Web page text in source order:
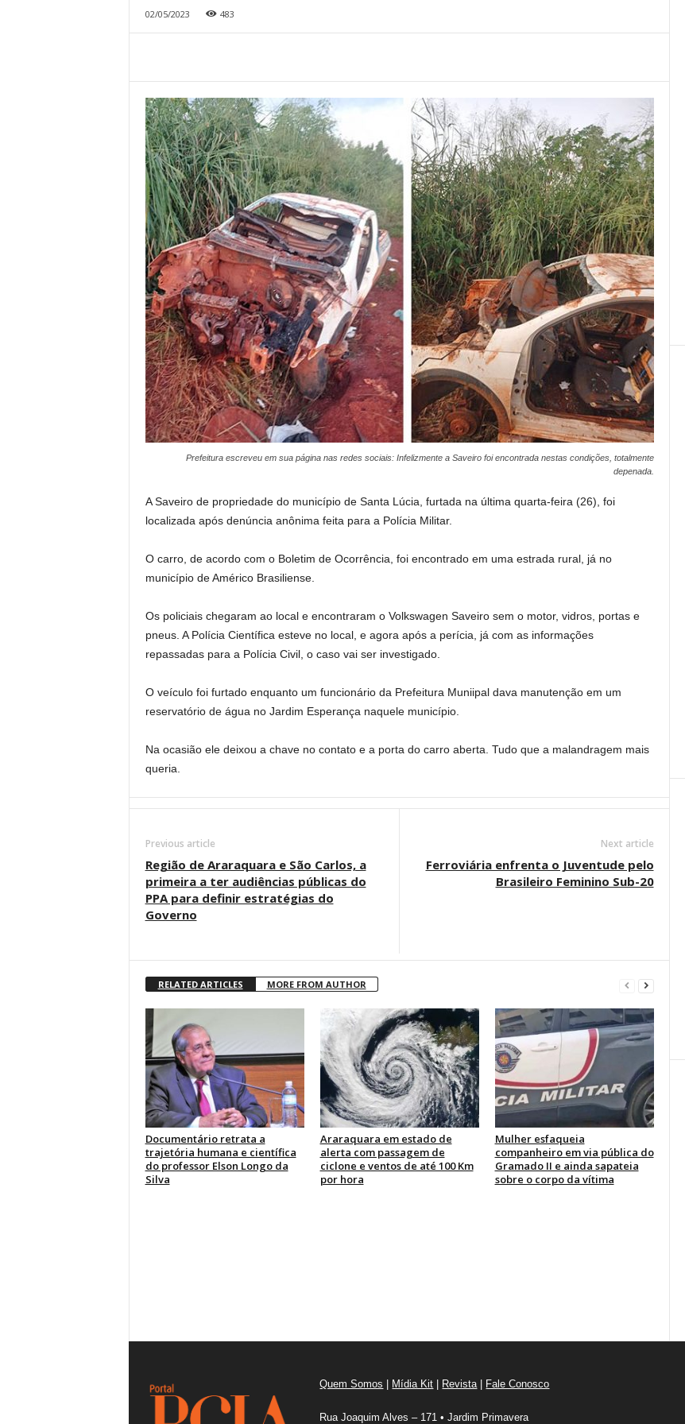
02/05/2023 483
Prefeitura escreveu em sua página nas redes sociais: Infelizmente a Saveiro foi encontrada nestas condições, totalmente
depenada.
A Saveiro de propriedade do município de Santa Lúcia, furtada na última quarta-feira (26), foi
localizada após denúncia anônima feita para a Polícia Militar.
O carro, de acordo com o Boletim de Ocorrência, foi encontrado em uma estrada rural, já no
município de Américo Brasiliense.
Os policiais chegaram ao local e encontraram o Volkswagen Saveiro sem o motor, vidros, portas e
pneus. A Polícia Científica esteve no local, e agora após a perícia, já com as informações
repassadas para a Polícia Civil, o caso vai ser investigado.
O veículo foi furtado enquanto um funcionário da Prefeitura Muniipal dava manutenção em um
reservatório de água no Jardim Esperança naquele município.
Na ocasião ele deixou a chave no contato e a porta do carro aberta. Tudo que a malandragem mais
queria.
Previous article
Região de Araraquara e São Carlos, a
primeira a ter audiências públicas do
PPA para definir estratégias do
Governo
Next article
Ferroviária enfrenta o Juventude pelo
Brasileiro Feminino Sub-20
RELATED ARTICLES MORE FROM AUTHOR
Documentário retrata a
trajetória humana e científica
do professor Elson Longo da
Silva
Araraquara em estado de
alerta com passagem de
ciclone e ventos de até 100 Km
por hora
Mulher esfaqueia
companheiro em via pública do
Gramado II e ainda sapateia
sobre o corpo da vítima
Quem Somos | Mídia Kit | Revista | Fale Conosco
Rua Joaquim Alves – 171 • Jardim Primavera